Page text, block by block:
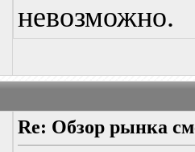
невозможно.
Re: Обзор рынка